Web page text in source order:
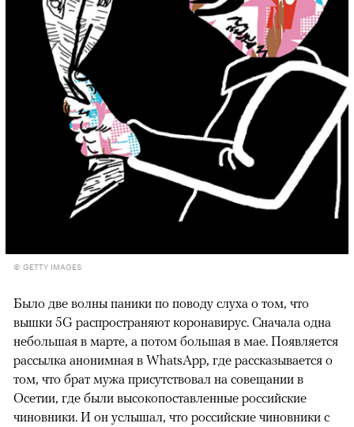
© GETTY IMAGES
Было две волны паники по поводу слуха о том, что
вышки 5G распространяют коронавирус. Сначала одна
небольшая в марте, а потом большая в мае. Появляется
рассылка анонимная в WhatsApp, где рассказывается о
том, что брат мужа присутствовал на совещании в
Осетии, где были высокопоставленные российские
чиновники. И он услышал, что российские чиновники с